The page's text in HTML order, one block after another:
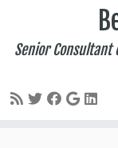
Senior Consultant